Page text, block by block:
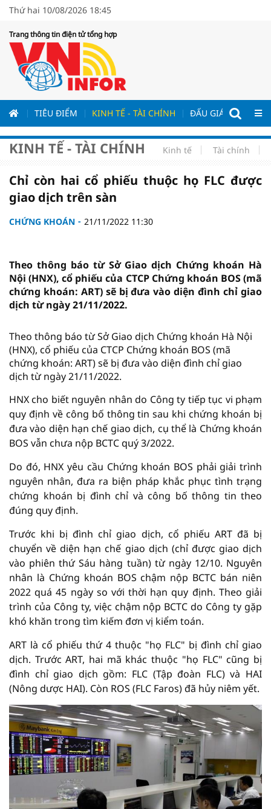
Thứ hai 10/08/2026 18:45
Trang thông tin điện tử tổng hợp
TIÊU ĐIỂM KINH TẾ - TÀI CHÍNH ĐẤU GIÁ - ĐẤU
KINH TẾ - TÀI CHÍNH Kinh tế Tài chính
Chỉ còn hai cổ phiếu thuộc họ FLC được
giao dịch trên sàn
CHỨNG KHOÁN 21/11/2022 11:30
Theo thông báo từ Sở Giao dịch Chứng khoán Hà
Nội (HNX), cổ phiếu của CTCP Chứng khoán BOS (mã
chứng khoán: ART) sẽ bị đưa vào diện đình chỉ giao
dịch từ ngày 21/11/2022.
Theo thông báo từ Sở Giao dịch Chứng khoán Hà Nội
(HNX), cổ phiếu của CTCP Chứng khoán BOS (mã
chứng khoán: ART) sẽ bị đưa vào diện đình chỉ giao
dịch từ ngày 21/11/2022.
HNX cho biết nguyên nhân do Công ty tiếp tục vi phạm
quy định về công bố thông tin sau khi chứng khoán bị
đưa vào diện hạn chế giao dịch, cụ thể là Chứng khoán
BOS vẫn chưa nộp BCTC quý 3/2022.
Do đó, HNX yêu cầu Chứng khoán BOS phải giải trình
nguyên nhân, đưa ra biện pháp khắc phục tình trạng
chứng khoán bị đình chỉ và công bố thông tin theo
đúng quy định.
Trước khi bị đình chỉ giao dịch, cổ phiếu ART đã bị
chuyển về diện hạn chế giao dịch (chỉ được giao dịch
vào phiên thứ Sáu hàng tuần) từ ngày 12/10. Nguyên
nhân là Chứng khoán BOS chậm nộp BCTC bán niên
2022 quá 45 ngày so với thời hạn quy định. Theo giải
trình của Công ty, việc chậm nộp BCTC do Công ty gặp
khó khăn trong tìm kiếm đơn vị kiểm toán.
ART là cổ phiếu thứ 4 thuộc "họ FLC" bị đình chỉ giao
dịch. Trước ART, hai mã khác thuộc "họ FLC" cũng bị
đình chỉ giao dịch gồm: FLC (Tập đoàn FLC) và HAI
(Nông dược HAI). Còn ROS (FLC Faros) đã hủy niêm yết.